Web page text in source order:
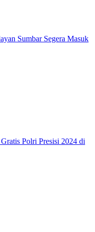
Sumbar Segera Masuk
Polri Presisi 2024 di